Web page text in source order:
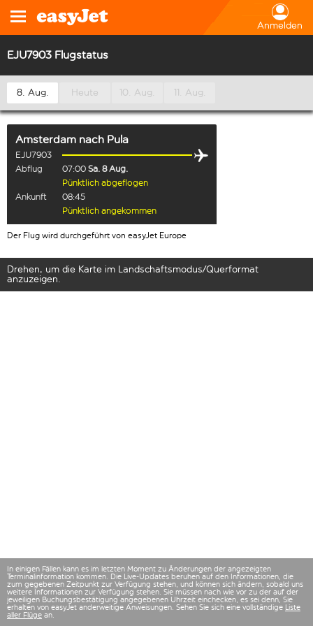
Anmelden
EJU7903 Flugstatus
8. Aug. Heute 10. Aug. 11. Aug.
Amsterdam nach Pula
EJU7903
Abflug
07:00 Sa. 8 Aug.
Pünktlich abgeflogen
Ankunft
08:45
Pünktlich angekommen
Der Flug wird durchgeführt von easyJet Europe
Drehen, um die Karte im Landschaftsmodus/Querformat
anzuzeigen.
In einigen Fällen kann es im letzten Moment zu Änderungen der angezeigten
Terminalinformation kommen. Die Live-Updates beruhen auf den Informationen, die
zum gegebenen Zeitpunkt zur Verfügung stehen, und können sich ändern, sobald uns
weitere Informationen zur Verfügung stehen. Sie müssen nach wie vor zu der auf der
jeweiligen Buchungsbestätigung angegebenen Uhrzeit einchecken, es sei denn, Sie
erhalten von easyJet anderweitige Anweisungen. Sehen Sie sich eine vollständige Liste
aller Flüge an.